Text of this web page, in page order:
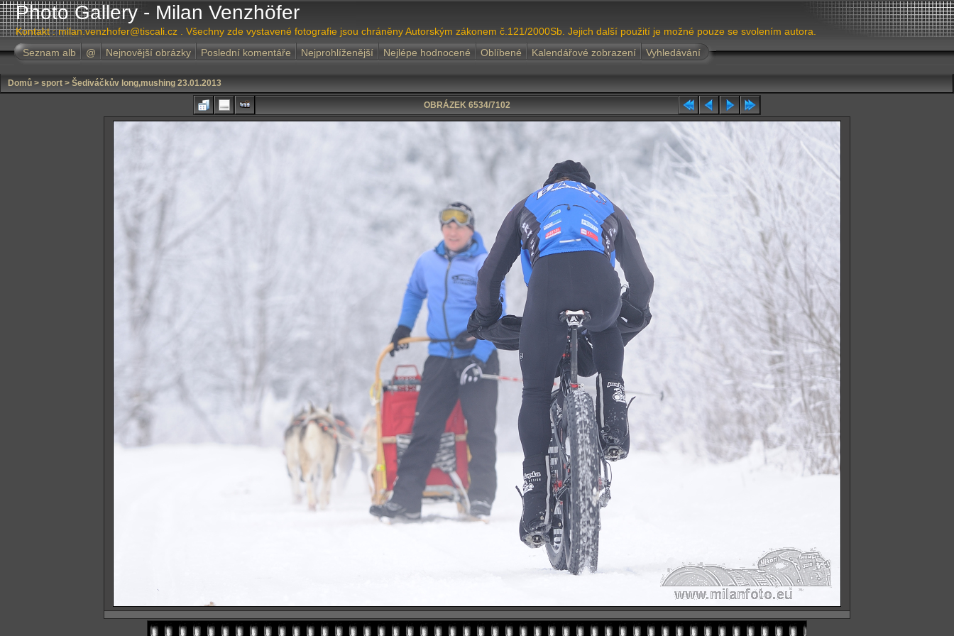
Photo Gallery - Milan Venzhöfer
Kontakt : milan.venzhofer@tiscali.cz . Všechny zde vystavené fotografie jsou chráněny Autorským zákonem č.121/2000Sb. Jejich další použití je možné pouze se svolením autora.
Seznam alb
@ Nejnovější obrázky Poslední komentáře Nejprohlíženější Nejlépe hodnocené Oblíbené Kalendářové zobrazení Vyhledávání
Domů > sport > Šediváčkův long,mushing 23.01.2013
OBRÁZEK 6534/7102